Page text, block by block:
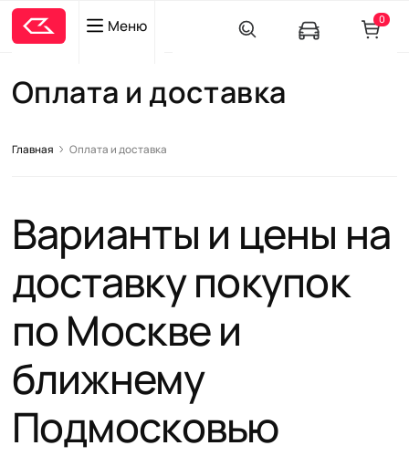
Меню 0
Оплата и доставка
Главная Оплата и доставка
Варианты и цены на
доставку покупок
по Москве и
ближнему
Подмосковью